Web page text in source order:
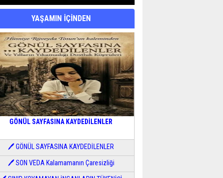
YAŞAMIN İÇİNDEN
GÖNÜL SAYFASINA KAYDEDİLENLER
🖊 GÖNÜL SAYFASINA KAYDEDİLENLER
🖊 SON VEDA Kalamamanın Çaresizliği